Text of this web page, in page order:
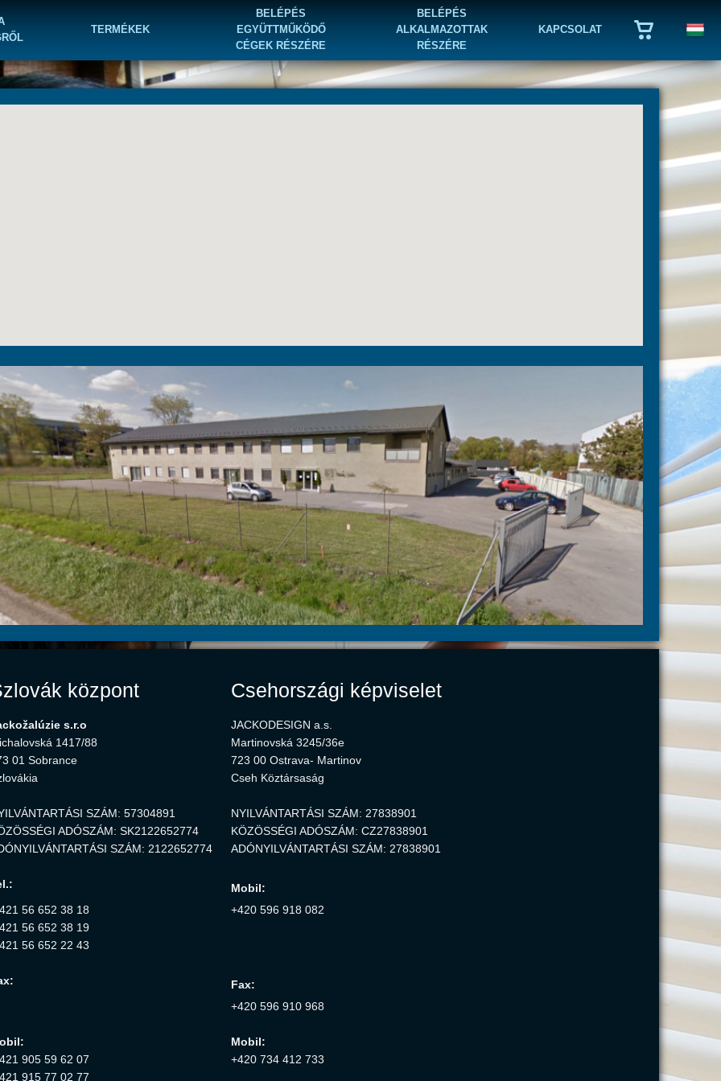
TERMÉKEK
BELÉPÉS
EGYÜTTMŰKÖDŐ
CÉGEK RÉSZÉRE
BELÉPÉS
ALKALMAZOTTAK
RÉSZÉRE
KAPCSOLAT
központ Csehországi képviselet
s.r.o
JACKODESIGN a.s.
1417/88
Martinovská 3245/36e
01 Sobrance
723 00 Ostrava- Martinov
Cseh Köztársaság
SZÁM: 57304891
NYILVÁNTARTÁSI SZÁM: 27838901
ADÓSZÁM: SK2122652774
KÖZÖSSÉGI ADÓSZÁM: CZ27838901
SZÁM: 2122652774
ADÓNYILVÁNTARTÁSI SZÁM: 27838901
Mobil:
56 652 38 18
+420 596 918 082
56 652 38 19
56 652 22 43
Fax:
+420 596 910 968
Mobil:
905 59 62 07
+420 734 412 733
915 77 02 77